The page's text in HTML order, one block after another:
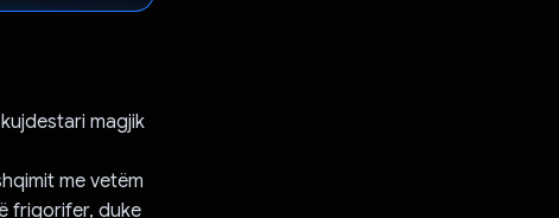
magjik
me vetëm
frigorifer, duke